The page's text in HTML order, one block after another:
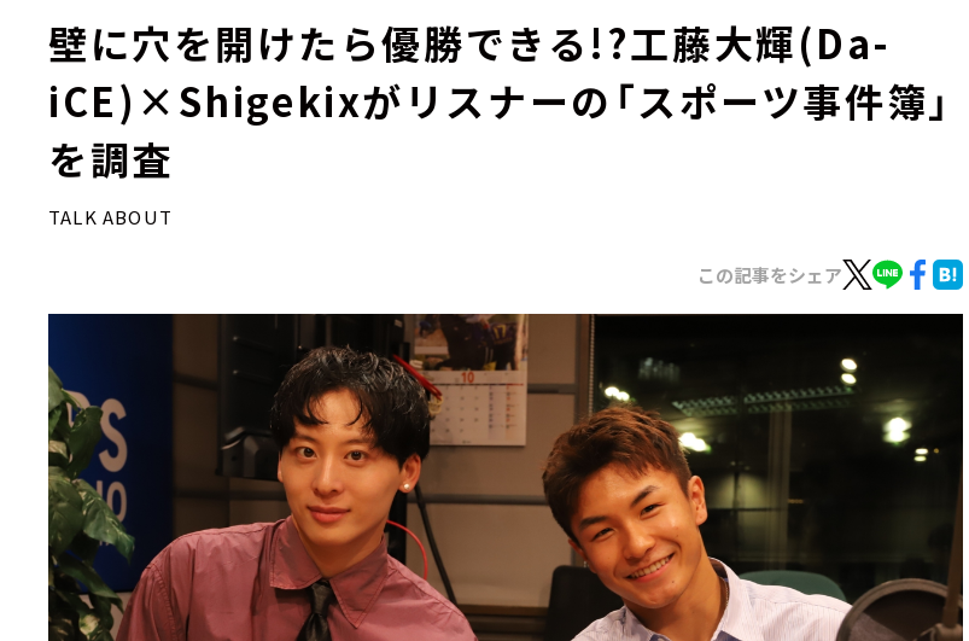
壁に穴を開けたら優勝できる!?工藤大輝(Da-
iCE)×Shigekixがリスナーの「スポーツ事件簿」
を調査
TALK ABOUT
この記事をシェア